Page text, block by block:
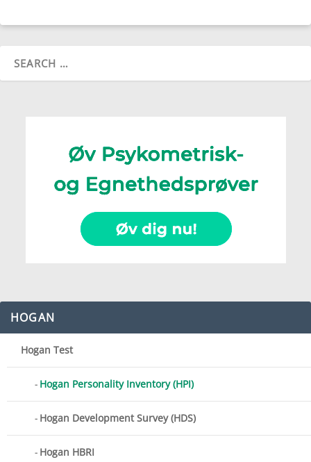
HOGAN
Hogan Test
Hogan Personality Inventory (HPI)
Hogan Development Survey (HDS)
Hogan HBRI